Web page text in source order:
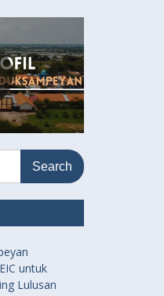
untuk
Lulusan